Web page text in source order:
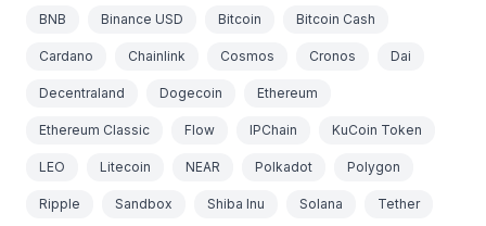
BNB Binance USD Bitcoin Bitcoin Cash
Cardano Chainlink Cosmos Cronos Dai
Decentraland Dogecoin Ethereum
Ethereum Classic Flow IPChain KuCoin Token
LEO Litecoin NEAR Polkadot Polygon
Ripple Sandbox Shiba Inu Solana Tether